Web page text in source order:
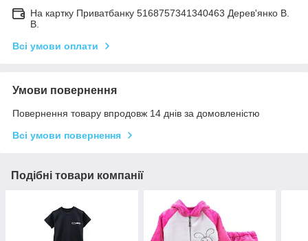
На картку Приватбанку 5168757341340463 Дерев'янко В.
В.
Всі умови оплати
Умови повернення
Повернення товару впродовж 14 днів за домовленістю
Всі умови повернення
Подібні товари компанії